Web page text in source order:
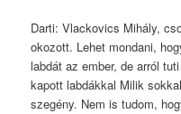
Darti: Vlackovics Mihály,
okozott. Lehet mondani,
labdát az ember, de arról
kapott labdákkal Milik
szegény. Nem is tudom,